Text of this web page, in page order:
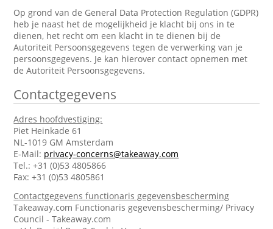
Op grond van de General Data Protection Regulation (GDPR)
heb je naast het de mogelijkheid je klacht bij ons in te
dienen, het recht om een klacht in te dienen bij de
Autoriteit Persoonsgegevens tegen de verwerking van je
persoonsgegevens. Je kan hierover contact opnemen met
de Autoriteit Persoonsgegevens.
Contactgegevens
Adres hoofdvestiging:
Piet Heinkade 61
NL-1019 GM Amsterdam
E-Mail: privacy-concerns@takeaway.com
Tel.: +31 (0)53 4805866
Fax: +31 (0)53 4805861
Contactgegevens functionaris gegevensbescherming
Takeaway.com Functionaris gegevensbescherming/ Privacy
Council - Takeaway.com